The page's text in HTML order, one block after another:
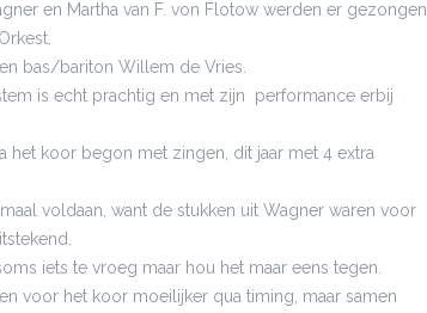
en Martha van F. von Flotow werden er gezongen
bas/bariton Willem de Vries.
is echt prachtig en met zijn performance erbij
koor begon met zingen, dit jaar met 4 extra
voldaan, want de stukken uit Wagner waren voor
iets te vroeg maar hou het maar eens tegen.
voor het koor moeilijker qua timing, maar samen